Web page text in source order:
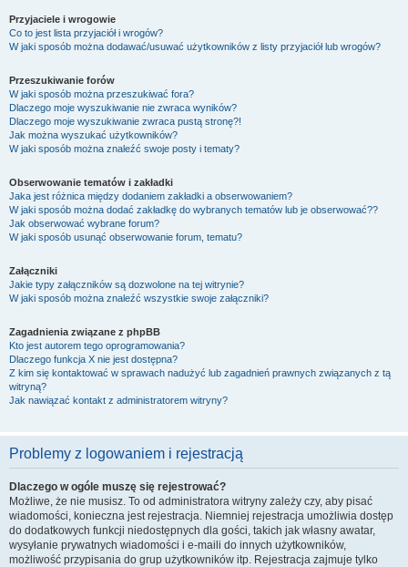
Przyjaciele i wrogowie
Co to jest lista przyjaciół i wrogów?
W jaki sposób można dodawać/usuwać użytkowników z listy przyjaciół lub wrogów?
Przeszukiwanie forów
W jaki sposób można przeszukiwać fora?
Dlaczego moje wyszukiwanie nie zwraca wyników?
Dlaczego moje wyszukiwanie zwraca pustą stronę?!
Jak można wyszukać użytkowników?
W jaki sposób można znaleźć swoje posty i tematy?
Obserwowanie tematów i zakładki
Jaka jest różnica między dodaniem zakładki a obserwowaniem?
W jaki sposób można dodać zakładkę do wybranych tematów lub je obserwować??
Jak obserwować wybrane forum?
W jaki sposób usunąć obserwowanie forum, tematu?
Załączniki
Jakie typy załączników są dozwolone na tej witrynie?
W jaki sposób można znaleźć wszystkie swoje załączniki?
Zagadnienia związane z phpBB
Kto jest autorem tego oprogramowania?
Dlaczego funkcja X nie jest dostępna?
Z kim się kontaktować w sprawach nadużyć lub zagadnień prawnych związanych z tą
witryną?
Jak nawiązać kontakt z administratorem witryny?
Problemy z logowaniem i rejestracją
Dlaczego w ogóle muszę się rejestrować?
Możliwe, że nie musisz. To od administratora witryny zależy czy, aby pisać
wiadomości, konieczna jest rejestracja. Niemniej rejestracja umożliwia dostęp
do dodatkowych funkcji niedostępnych dla gości, takich jak własny awatar,
wysyłanie prywatnych wiadomości i e-maili do innych użytkowników,
możliwość przypisania do grup użytkowników itp. Rejestracja zajmuje tylko